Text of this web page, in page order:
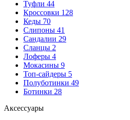
Туфли 44
Кроссовки 128
Кеды 70
Слипоны 41
Сандалии 29
Сланцы 2
Лоферы 4
Мокасины 9
Топ-сайдеры 5
Полуботинки 49
Ботинки 28
Аксессуары